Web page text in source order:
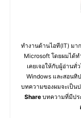
ทำงานด้านไอที(IT) มา
Microsoft โดยผมได้
เคยเจอให้กับผู้อ่านทั่
Windows และสอนทิ
บทความของผมจะเป็น
Share บทความที่มีปร